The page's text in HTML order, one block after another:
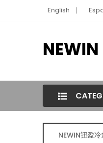
English
NEWIN
NEWIN钮盈